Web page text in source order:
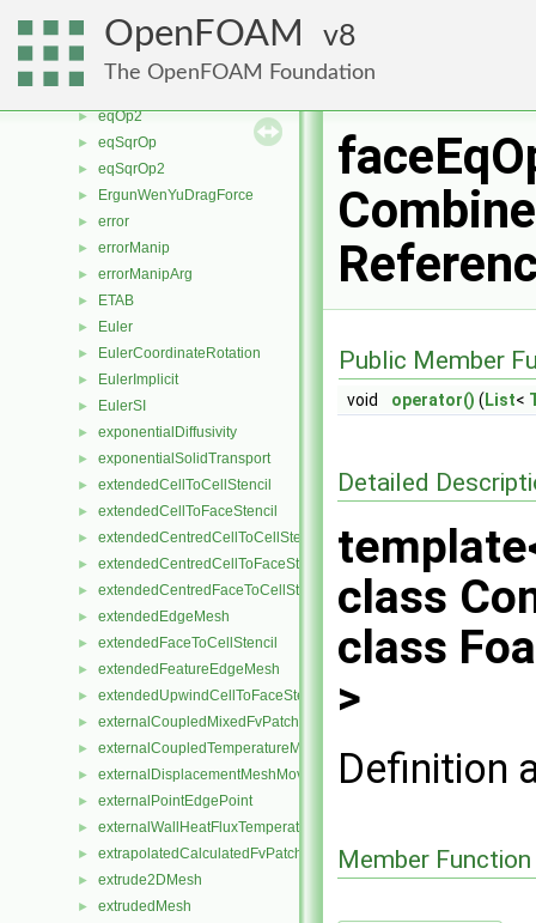
OpenFOAM 8
The OpenFOAM Foundation
► eqMinusOp
► eqMinusOp2
►
► eqOp2
► eqSqrOp
► eqSqrOp2
► ErgunWenYuDragForce
► error
► errorManip
► errorManipArg
► ETAB
► Euler
► EulerCoordinateRotation
► EulerImplicit
► EulerSI
► exponentialDiffusivity
► exponentialSolidTransport
► extendedCellToCellStencil
► extendedCellToFaceStencil
► extendedCentredCellToCellStencil
► extendedCentredCellToFaceStencil
► extendedCentredFaceToCellStencil
► extendedEdgeMesh
► extendedFaceToCellStencil
► extendedFeatureEdgeMesh
► extendedUpwindCellToFaceStencil
► externalCoupledMixedFvPatchField
► externalCoupledTemperatureMixedFvPatchScalarField
► externalDisplacementMeshMover
► externalPointEdgePoint
► externalWallHeatFluxTemperatureFvPatchScalarField
► extrapolatedCalculatedFvPatchField
► extrude2DMesh
► extrudedMesh
Public Member
void operator() ( List<
Detailed
class
class
>
Definition
Member